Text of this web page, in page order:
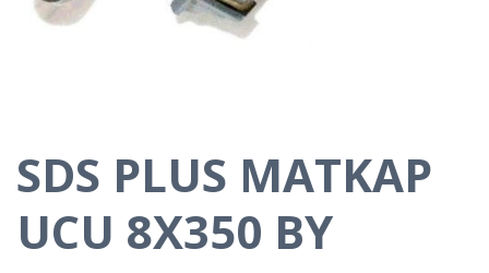
SDS PLUS MATKAP
UCU 8X350 BY